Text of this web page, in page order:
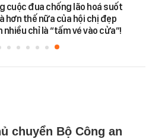
cuộc đua chống lão hoá suốt
hơn thế nữa của hội chị đẹp
nhiều chỉ là “tấm vé vào cửa”!
chuyển Bộ Công an